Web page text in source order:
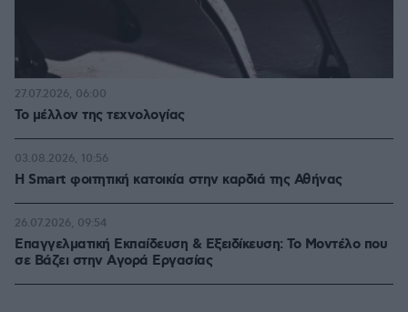
Το μέλλον της τεχνολογίας
27.07.2026, 06:00
Η Smart φοιτητική κατοικία στην καρδιά της Αθήνας
03.08.2026, 10:56
Επαγγελματική Εκπαίδευση & Εξειδίκευση: Το Mοντέλο που
σε Bάζει στην Aγορά Eργασίας
26.07.2026, 09:54